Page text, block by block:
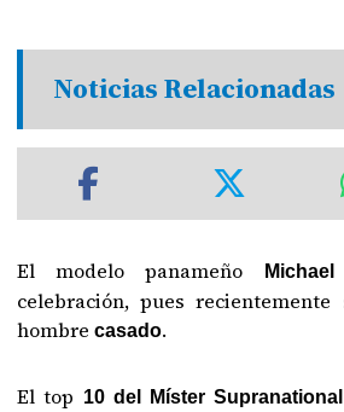
Noticias Relacionadas
El modelo panameño
celebración, pues
hombrecasado.
El top 10 del Míster